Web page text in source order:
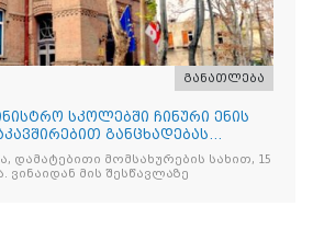
განათლება
სკოლებში ჩინური ენის
განცხადებას
დამატებითი მომსახურების სახით, 15
ვინაიდან მის შესწავლაზე